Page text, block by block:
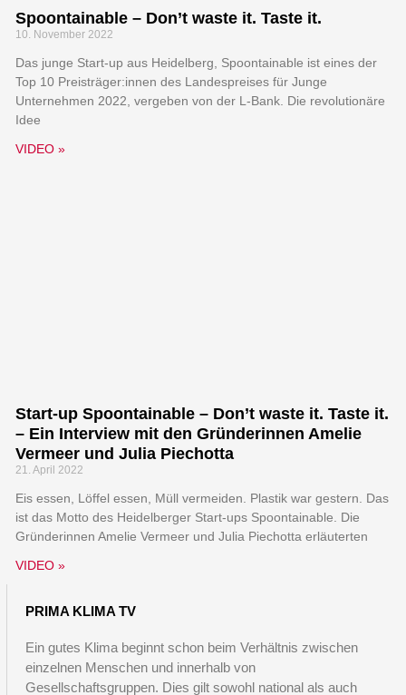
Adam Opel GmbH
Spoontainable – Don’t waste it. Taste it.
10. November 2022
Das junge Start-up aus Heidelberg, Spoontainable ist eines der
Top 10 Preisträger:innen des Landespreises für Junge
Unternehmen 2022, vergeben von der L-Bank. Die revolutionäre
Idee
VIDEO »
Start-up Spoontainable – Don’t waste it. Taste it.
– Ein Interview mit den Gründerinnen Amelie
Vermeer und Julia Piechotta
21. April 2022
Eis essen, Löffel essen, Müll vermeiden. Plastik war gestern. Das
ist das Motto des Heidelberger Start-ups Spoontainable. Die
Gründerinnen Amelie Vermeer und Julia Piechotta erläuterten
VIDEO »
PRIMA KLIMA TV
Ein gutes Klima beginnt schon beim Verhältnis zwischen
einzelnen Menschen und innerhalb von
Gesellschaftsgruppen. Dies gilt sowohl national als auch